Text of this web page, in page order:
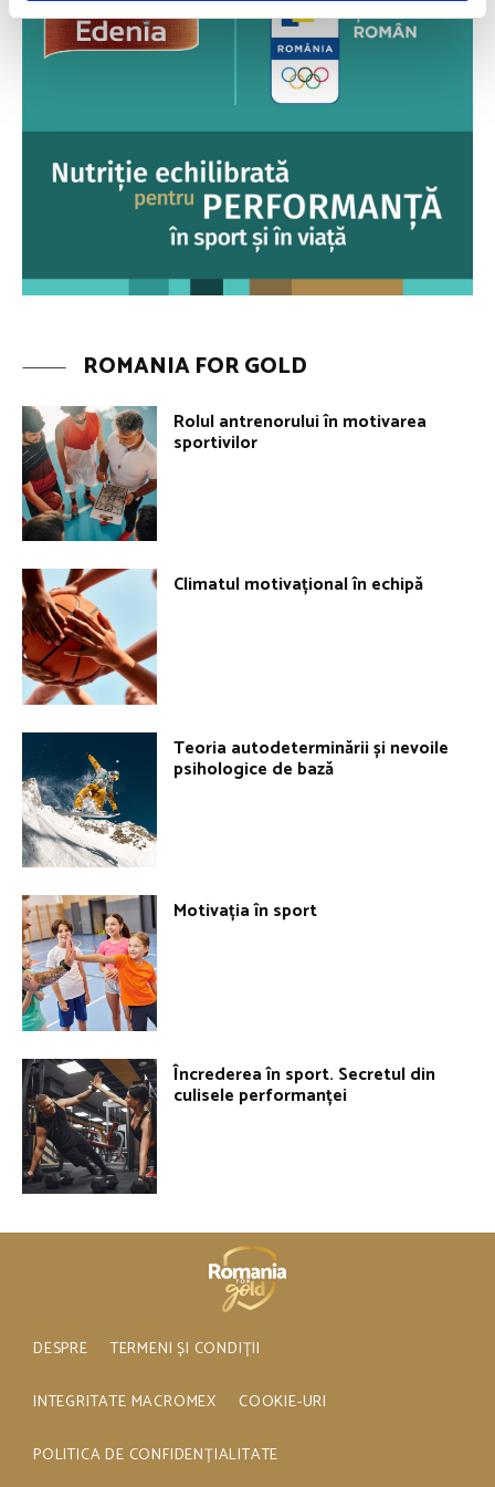
ROMANIA FOR GOLD
Rolul antrenorului în motivarea
sportivilor
Climatul motivațional în echipă
Teoria autodeterminării și nevoile
psihologice de bază
Motivația în sport
Încrederea în sport. Secretul din
culisele performanței
DESPRE TERMENI ȘI CONDIȚII
INTEGRITATE MACROMEX COOKIE-URI
POLITICA DE CONFIDENȚIALITATE